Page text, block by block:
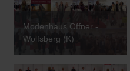
Modenhaus Offner -
Wolfsberg (K)